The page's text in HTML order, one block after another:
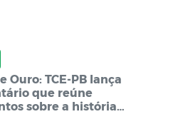
Ouro: TCE-PB lança
que reúne
sobre a história